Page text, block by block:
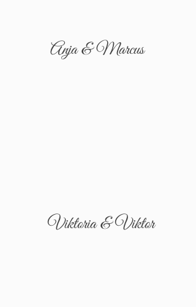
Anja & Marcus
Viktoria & Viktor